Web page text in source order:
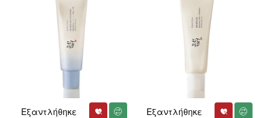
Εξαντλήθηκε Εξαντλήθηκε